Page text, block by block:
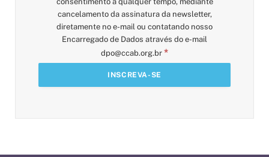
cancelamento da assinatura da newsletter,
diretamente no e-mail ou contatando nosso
Encarregado de Dados através do e-mail
dpo@ccab.org.br *